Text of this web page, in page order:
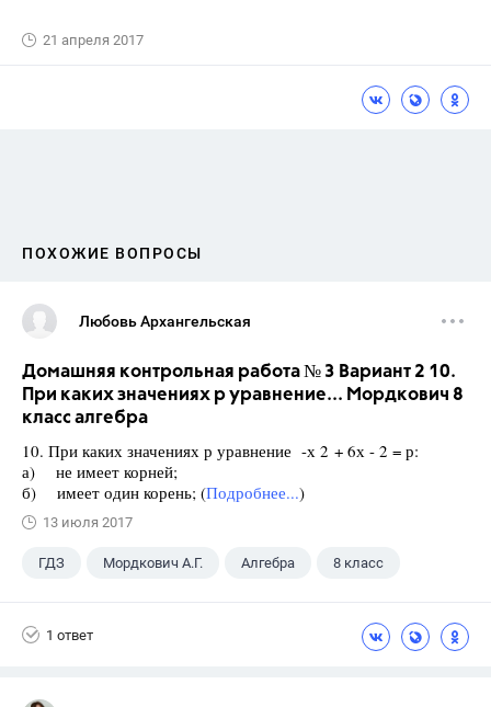
21 апреля 2017
ПОХОЖИЕ ВОПРОСЫ
Любовь Архангельская
Домашняя контрольная работа № 3 Вариант 2 10.
При каких значениях р уравнение... Мордкович 8
класс алгебра
10. При каких значениях р уравнение -х 2 + 6х - 2 = р:
а) не имеет корней;
б) имеет один корень; (Подробнее...)
13 июля 2017
ГДЗ Мордкович А.Г. Алгебра 8 класс
1 ответ